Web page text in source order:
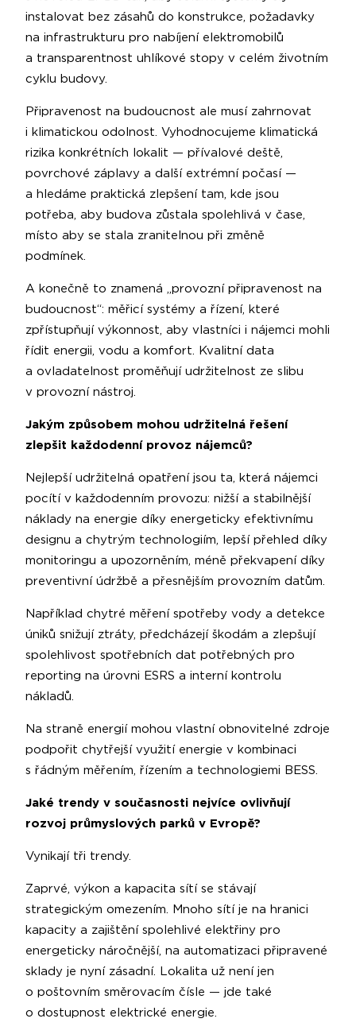
instalovat bez zásahů do konstrukce, požadavky
na infrastrukturu pro nabíjení elektromobilů
a transparentnost uhlíkové stopy v celém životním
cyklu budovy.
Připravenost na budoucnost ale musí zahrnovat
i klimatickou odolnost. Vyhodnocujeme klimatická
rizika konkrétních lokalit — přívalové deště,
povrchové záplavy a další extrémní počasí —
a hledáme praktická zlepšení tam, kde jsou
potřeba, aby budova zůstala spolehlivá v čase,
místo aby se stala zranitelnou při změně
podmínek.
A konečně to znamená „provozní připravenost na
budoucnost“: měřicí systémy a řízení, které
zpřístupňují výkonnost, aby vlastníci i nájemci mohli
řídit energii, vodu a komfort. Kvalitní data
a ovladatelnost proměňují udržitelnost ze slibu
v provozní nástroj.
Jakým způsobem mohou udržitelná řešení
zlepšit každodenní provoz nájemců?
Nejlepší udržitelná opatření jsou ta, která nájemci
pocítí v každodenním provozu: nižší a stabilnější
náklady na energie díky energeticky efektivnímu
designu a chytrým technologiím, lepší přehled díky
monitoringu a upozorněním, méně překvapení díky
preventivní údržbě a přesnějším provozním datům.
Například chytré měření spotřeby vody a detekce
úniků snižují ztráty, předcházejí škodám a zlepšují
spolehlivost spotřebních dat potřebných pro
reporting na úrovni ESRS a interní kontrolu
nákladů.
Na straně energií mohou vlastní obnovitelné zdroje
podpořit chytřejší využití energie v kombinaci
s řádným měřením, řízením a technologiemi BESS.
Jaké trendy v současnosti nejvíce ovlivňují
rozvoj průmyslových parků v Evropě?
Vynikají tři trendy.
Zaprvé, výkon a kapacita sítí se stávají
strategickým omezením. Mnoho sítí je na hranici
kapacity a zajištění spolehlivé elektřiny pro
energeticky náročnější, na automatizaci připravené
sklady je nyní zásadní. Lokalita už není jen
o poštovním směrovacím čísle — jde také
o dostupnost elektrické energie.